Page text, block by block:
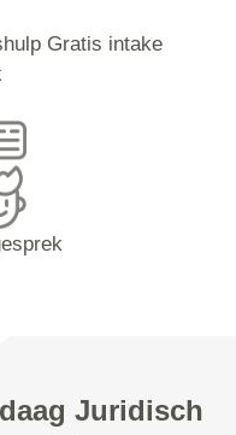
Gratis intake
Juridisch